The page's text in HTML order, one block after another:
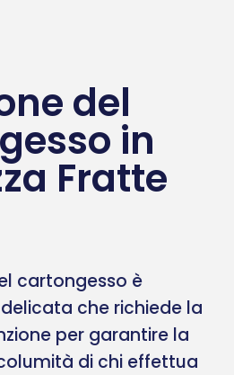
del
in
Fratte
cartongesso è
che richiede la
per garantire la
di chi effettua